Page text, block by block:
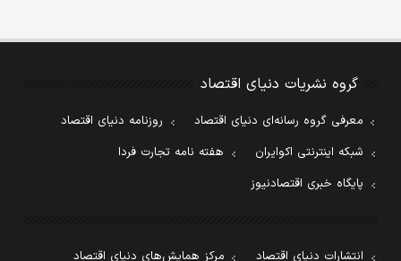
گروه نشریات دنیای اقتصاد
معرفی گروه رسانه‌ای دنیای اقتصاد
روزنامه دنیای اقتصاد
شبکه اینترنتی اکوایران
هفته نامه تجارت فردا
پایگاه خبری اقتصادنیوز
انتشارات دنیای اقتصاد
مرکز همایش‌های دنیای اقتصاد